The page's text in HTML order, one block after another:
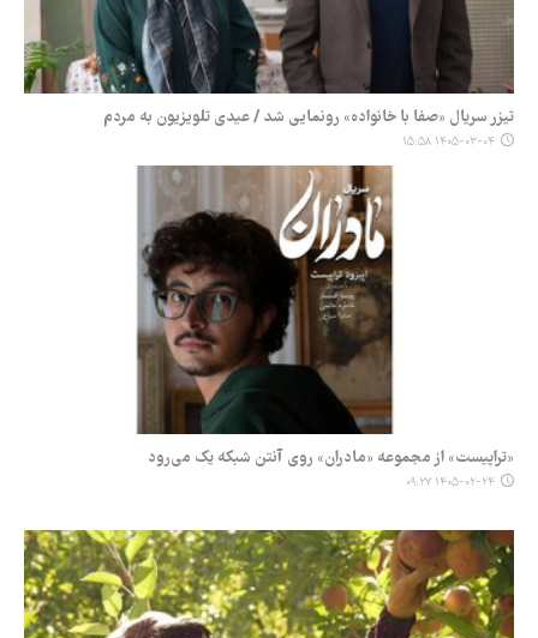
تیزر سریال «صفا با خانواده» رونمایی شد / عیدی تلویزیون به مردم
۱۴۰۵-۰۳-۰۴ ۱۵:۵۸
«تراپیست» از مجموعه «مادران» روی آنتن شبکه یک می‌رود
۱۴۰۵-۰۲-۲۴ ۰۹:۲۷